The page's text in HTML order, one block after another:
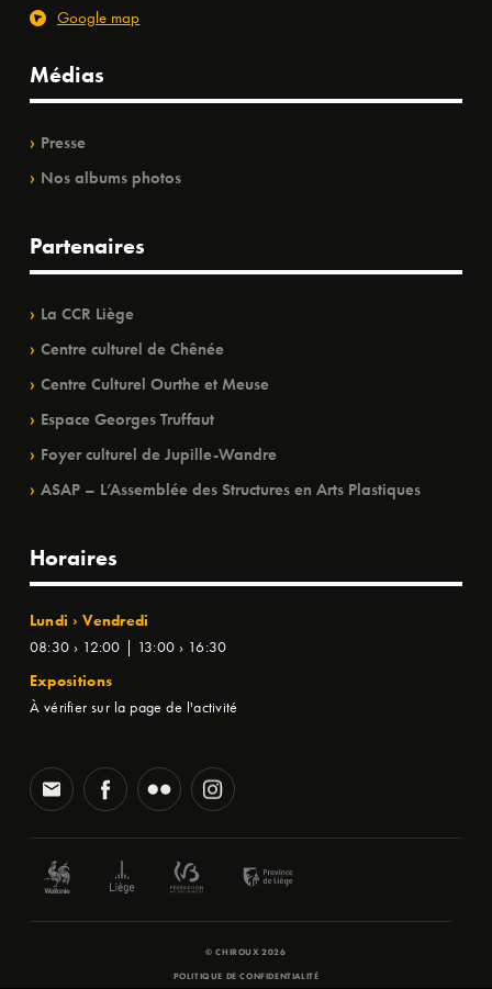
Google map
Médias
Presse
Nos albums photos
Partenaires
La CCR Liège
Centre culturel de Chênée
Centre Culturel Ourthe et Meuse
Espace Georges Truffaut
Foyer culturel de Jupille-Wandre
ASAP – L’Assemblée des Structures en Arts Plastiques
Horaires
Lundi › Vendredi
08:30 › 12:00 | 13:00 › 16:30
Expositions
À vérifier sur la page de l'activité
© CHIROUX 2026
POLITIQUE DE CONFIDENTIALITÉ